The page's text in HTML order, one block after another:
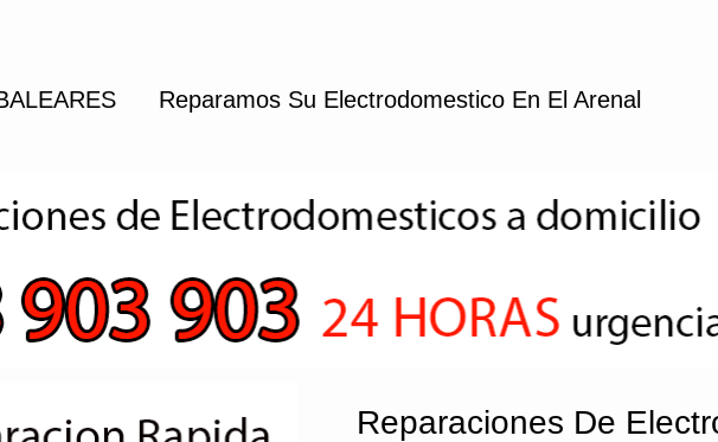
Reparamos Su Electrodomestico En El Arenal
Reparaciones De